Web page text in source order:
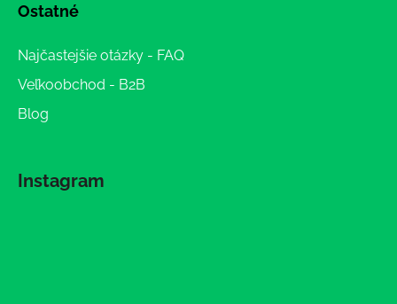
Ostatné
Najčastejšie otázky - FAQ
Veľkoobchod - B2B
Blog
Instagram